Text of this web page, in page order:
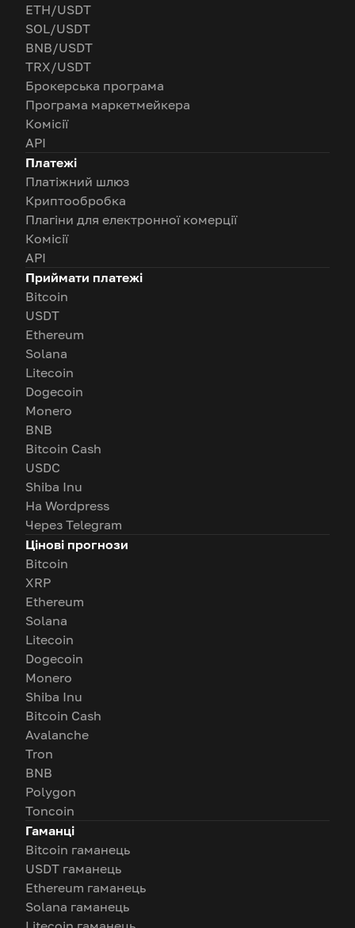
ETH/USDT
SOL/USDT
BNB/USDT
TRX/USDT
Брокерська програма
Програма маркетмейкера
Комісії
API
Платежі
Платіжний шлюз
Криптообробка
Плагіни для електронної комерції
Комісії
API
Приймати платежі
Bitcoin
USDT
Ethereum
Solana
Litecoin
Dogecoin
Monero
BNB
Bitcoin Cash
USDC
Shiba Inu
На Wordpress
Через Telegram
Цінові прогнози
Bitcoin
XRP
Ethereum
Solana
Litecoin
Dogecoin
Monero
Shiba Inu
Bitcoin Cash
Avalanche
Tron
BNB
Polygon
Toncoin
Гаманці
Bitcoin гаманець
USDT гаманець
Ethereum гаманець
Solana гаманець